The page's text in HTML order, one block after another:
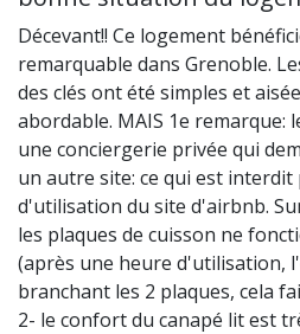
Décevant!! Ce logement
remarquable dans Grenoble.
des clés ont été simples et
abordable. MAIS 1e remarque:
une conciergerie privée qui
un autre site: ce qui est
d'utilisation du site d'airbnb.
les plaques de cuisson ne
(après une heure d'utilisation,
branchant les 2 plaques, cela
2- le confort du canapé lit est